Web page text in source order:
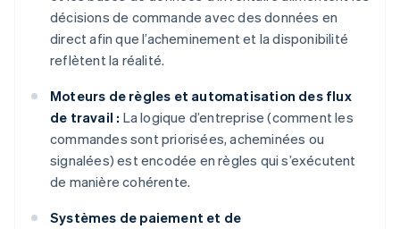
décisions de commande avec des données en
direct afin que l’acheminement et la disponibilité
reflètent la réalité.
Moteurs de règles et automatisation des flux
de travail : La logique d’entreprise (comment les
commandes sont priorisées, acheminées ou
signalées) est encodée en règles qui s’exécutent
de manière cohérente.
Systèmes de paiement et de